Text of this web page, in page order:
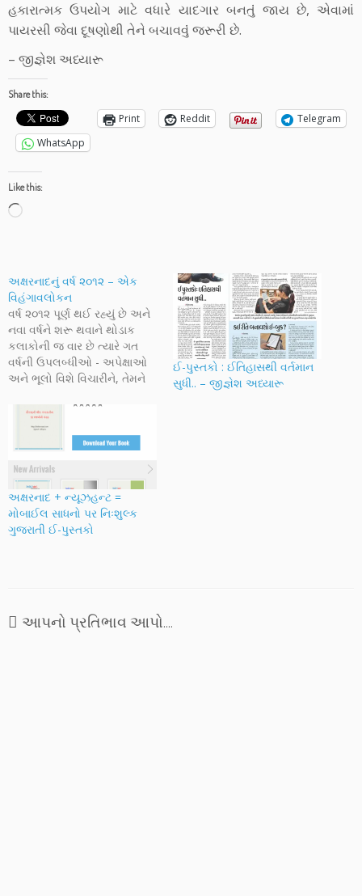
હકારાત્મક ઉપયોગ માટે વધારે યાદગાર બનતુંં જાય છે, એવામાં
પાયરસી જેવા દૂષણોથી તેને બચાવવુંં જરૂરી છે.
– જીજ્ઞેશ અધ્યારૂ
Share this:
Print Reddit
Telegram
WhatsApp
Like this:
Loading…
અક્ષરનાદનું વર્ષ ૨૦૧૨ – એક
વિહંગાવલોકન
વર્ષ ૨૦૧૨ પૂર્ણ થઈ રહ્યું છે અને
નવા વર્ષને શરૂ થવાને થોડાક
કલાકોની જ વાર છે ત્યારે ગત
વર્ષની ઉપલબ્ધીઓ - અપેક્ષાઓ
અને ભૂલો વિશે વિચારીને, તેમને
નવા સમયને માટે આયોજન તથા
વિચાર કરવાનો સમય છે.
અક્ષરનાદ વિશેની કેટલીક
વિગતો સાથે…
ઈ-પુસ્તકો : ઈતિહાસથી વર્તમાન
સુધી.. – જીજ્ઞેશ અધ્યારૂ
અક્ષરનાદ + ન્યૂઝહન્ટ =
મોબાઈલ સાધનો પર નિઃશુલ્ક
ગુજરાતી ઈ-પુસ્તકો
આપનો પ્રતિભાવ આપો....